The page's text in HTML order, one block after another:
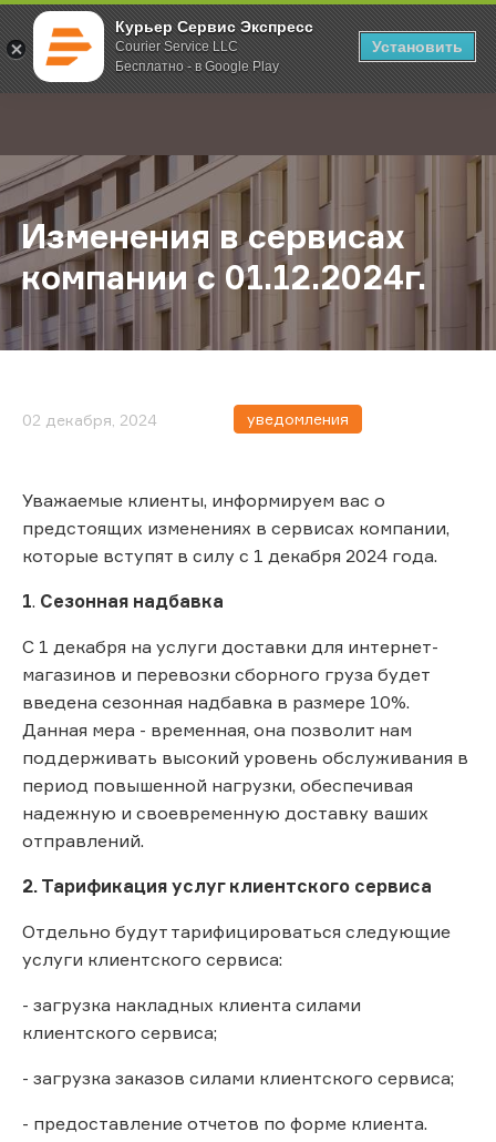
Курьер Сервис Экспресс
Courier Service LLC
Бесплатно - в Google Play
Установить
; Главная О компании Новости Изменения в сервисах компании
Изменения в сервисах
компании с 01.12.2024г.
02 декабря, 2024 уведомления
Уважаемые клиенты, информируем вас о
предстоящих изменениях в сервисах компании,
которые вступят в силу с 1 декабря 2024 года.
1. Сезонная надбавка
С 1 декабря на услуги доставки для интернет-
магазинов и перевозки сборного груза будет
введена сезонная надбавка в размере 10%.
Данная мера - временная, она позволит нам
поддерживать высокий уровень обслуживания в
период повышенной нагрузки, обеспечивая
надежную и своевременную доставку ваших
отправлений.
2. Тарификация услуг клиентского сервиса
Отдельно будут тарифицироваться следующие
услуги клиентского сервиса:
- загрузка накладных клиента силами
клиентского сервиса;
- загрузка заказов силами клиентского сервиса;
- предоставление отчетов по форме клиента.